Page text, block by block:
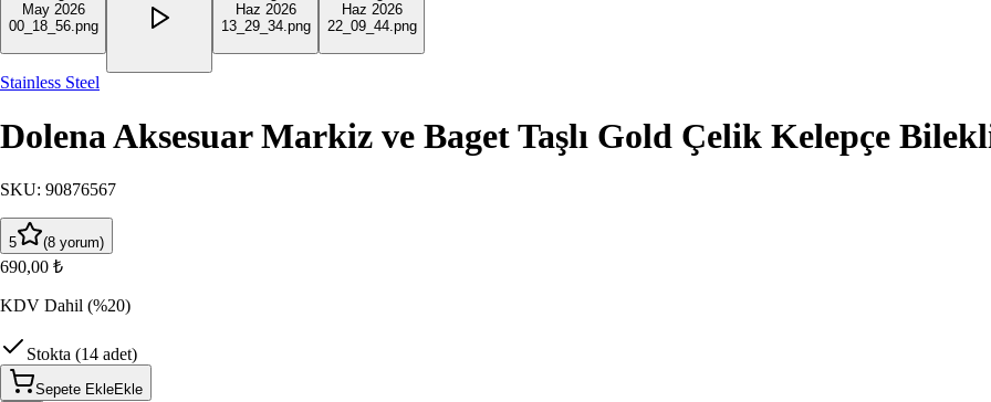
Stainless Steel
Dolena Aksesuar Markiz ve Baget Taşlı Gold Çelik Kelepçe
SKU: 90876567
5 (8 yorum)
690,00 ₺
KDV Dahil (%20)
Stokta (14 adet)
Sepete EkleEkle